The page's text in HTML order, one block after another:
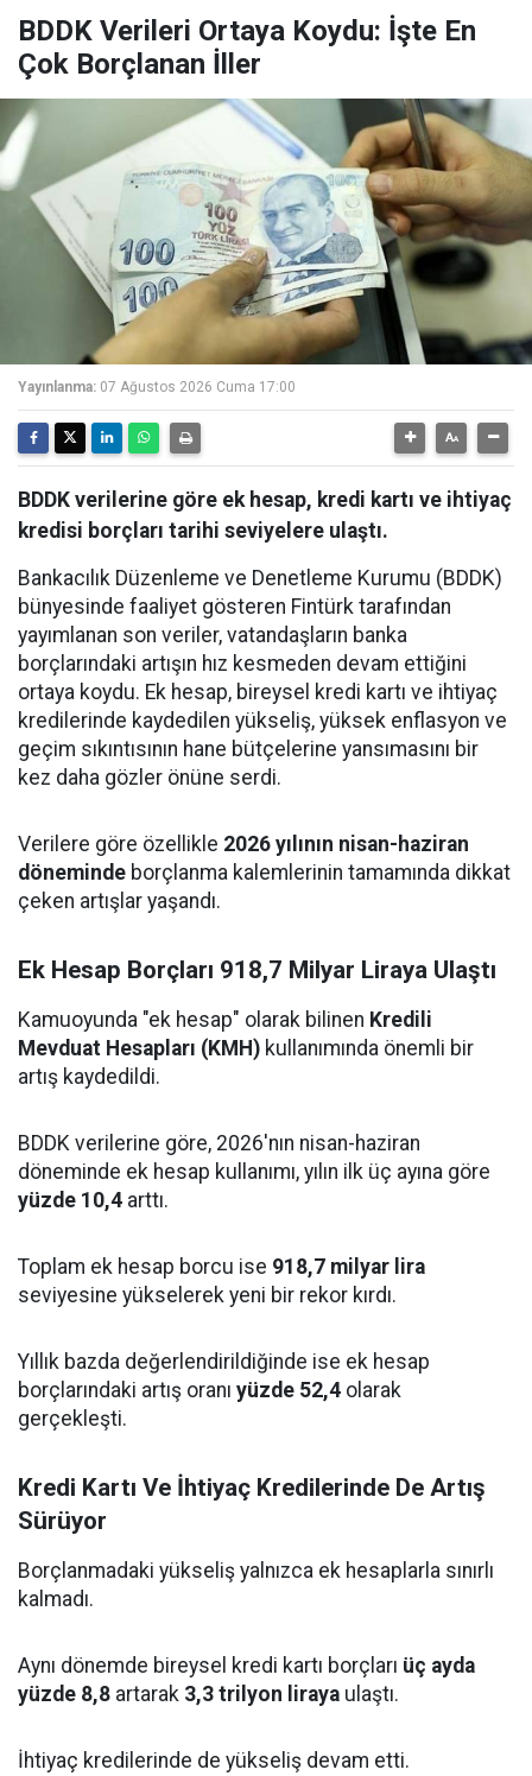
BDDK Verileri Ortaya Koydu: İşte En
Çok Borçlanan İller
Yayınlanma: 07 Ağustos 2026 Cuma 17:00
BDDK verilerine göre ek hesap, kredi kartı ve ihtiyaç
kredisi borçları tarihi seviyelere ulaştı.
Bankacılık Düzenleme ve Denetleme Kurumu (BDDK)
bünyesinde faaliyet gösteren Fintürk tarafından
yayımlanan son veriler, vatandaşların banka
borçlarındaki artışın hız kesmeden devam ettiğini
ortaya koydu. Ek hesap, bireysel kredi kartı ve ihtiyaç
kredilerinde kaydedilen yükseliş, yüksek enflasyon ve
geçim sıkıntısının hane bütçelerine yansımasını bir
kez daha gözler önüne serdi.
Verilere göre özellikle 2026 yılının nisan-haziran
döneminde borçlanma kalemlerinin tamamında dikkat
çeken artışlar yaşandı.
Ek Hesap Borçları 918,7 Milyar Liraya Ulaştı
Kamuoyunda "ek hesap" olarak bilinen Kredili
Mevduat Hesapları (KMH) kullanımında önemli bir
artış kaydedildi.
BDDK verilerine göre, 2026'nın nisan-haziran
döneminde ek hesap kullanımı, yılın ilk üç ayına göre
yüzde 10,4 arttı.
Toplam ek hesap borcu ise 918,7 milyar lira
seviyesine yükselerek yeni bir rekor kırdı.
Yıllık bazda değerlendirildiğinde ise ek hesap
borçlarındaki artış oranı yüzde 52,4 olarak
gerçekleşti.
Kredi Kartı Ve İhtiyaç Kredilerinde De Artış
Sürüyor
Borçlanmadaki yükseliş yalnızca ek hesaplarla sınırlı
kalmadı.
Aynı dönemde bireysel kredi kartı borçları üç ayda
yüzde 8,8 artarak 3,3 trilyon liraya ulaştı.
İhtiyaç kredilerinde de yükseliş devam etti.